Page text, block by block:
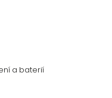
a baterií